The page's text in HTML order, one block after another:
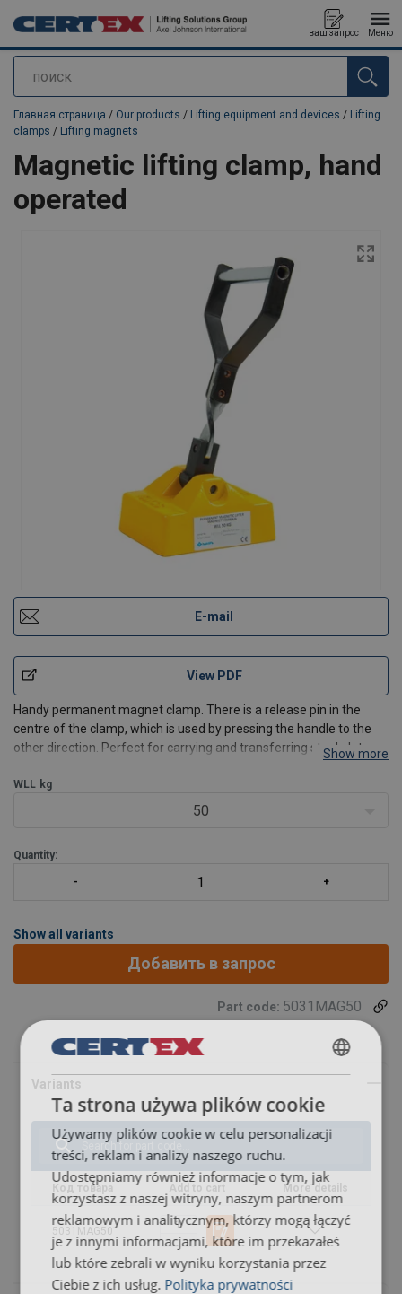
поиск
ваш запрос Меню
Продукт добавлен в ваш запрос
Главная страница / Our products / Lifting equipment and devices / Lifting
clamps / Lifting magnets
Magnetic lifting clamp, hand
operated
E-mail
View PDF
Handy permanent magnet clamp. There is a release pin in the
centre of the clamp, which is used by pressing the handle to the
other direction. Perfect for carrying and transferring steel plates
Show more
WLL kg
50
Quantity:
Show all variants
Добавить в запрос
Part code: 5031MAG50
Код товара Add to cart More details
5031MAG50
POLISH
ENGLISH TRANSLATION
Ta strona używa plików cookie
Używamy plików cookie w celu personalizacji
treści, reklam i analizy naszego ruchu.
Udostępniamy również informacje o tym, jak
korzystasz z naszej witryny, naszym partnerom
reklamowym i analitycznym, którzy mogą łączyć
je z innymi informacjami, które im przekazałeś
lub które zebrali w wyniku korzystania przez
Ciebie z ich usług. Polityka prywatności